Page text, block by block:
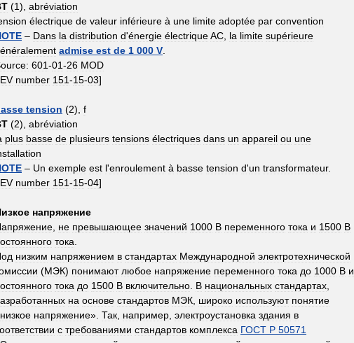
(1), abréviation
électrique de valeur inférieure à une limite adoptée par convention
– Dans la distribution d'énergie électriqueAC la limite supérieure
admise est de 1 000 V
601-01-26 MOD
number 151-15-03]
tension (2), f
(2), abréviation
plus basse de plusieurs tensions électriques dans un appareil ou une
– Un exemple est l'enroulement à basse tension d'un transformateur.
number 151-15-04]
напряжение
не превышающее значений 1000 В переменного тока и 1500 В
тока
низким напряжением в стандартах Международной электротехнической
(МЭК) понимают любое напряжение переменного тока до 1000 В и
тока до 1500 В включительно В национальных стандартах
на основе стандартов МЭК широко используют понятие
низкое напряжение». Так например электроустановка здания в
с требованиями стандартов комплекса ГОСТ Р 50571